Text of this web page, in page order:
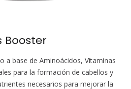
Booster
a base de Aminoácidos, Vitaminas
para la formación de cabellos y
necesarios para mejorar la